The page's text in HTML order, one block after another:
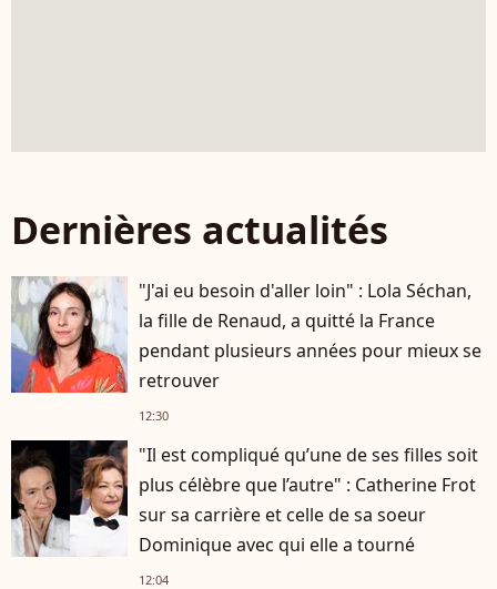
Dernières actualités
"J'ai eu besoin d'aller loin" : Lola Séchan,
la fille de Renaud, a quitté la France
pendant plusieurs années pour mieux se
retrouver
12:30
"Il est compliqué qu’une de ses filles soit
plus célèbre que l’autre" : Catherine Frot
sur sa carrière et celle de sa soeur
Dominique avec qui elle a tourné
12:04